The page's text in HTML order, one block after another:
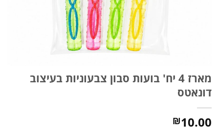
מארז 4 יח' בועות סבון צבעוניות בעיצוב
דונאטס
₪10.00